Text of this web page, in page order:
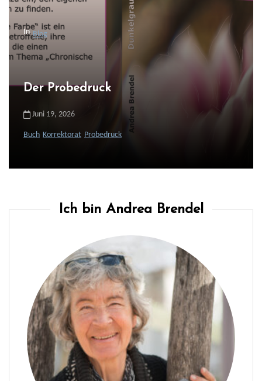
In Blog
Der Probedruck
Juni 19, 2026
Buch Korrektorat Probedruck
Ich bin Andrea Brendel